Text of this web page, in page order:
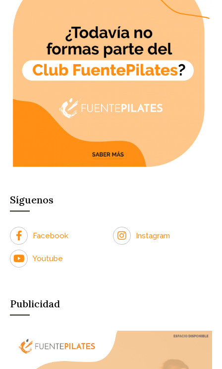
Síguenos
Facebook Instagram
Youtube
Publicidad